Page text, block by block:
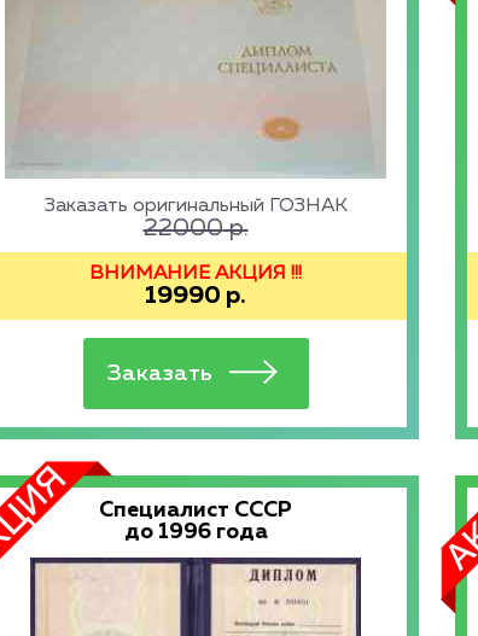
Заказать оригинальный ГОЗНАК
22000р.
ВНИМАНИЕ АКЦИЯ !!!
19990 р.
Специалист СССР
до 1996 года